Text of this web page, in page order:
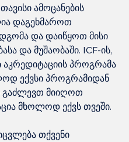
ამოცანების
დაგეხმაროთ
და დაიწყოთ მისი
და მუშაობაში. ICF-ის,
აკრედიტაციის პროგრამა
ექვსი პროგრამიდან
მიიღოთ
მხოლოდ ექვს თვეში.
თქვენი